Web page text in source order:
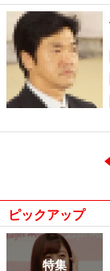
ピックアップ
特集